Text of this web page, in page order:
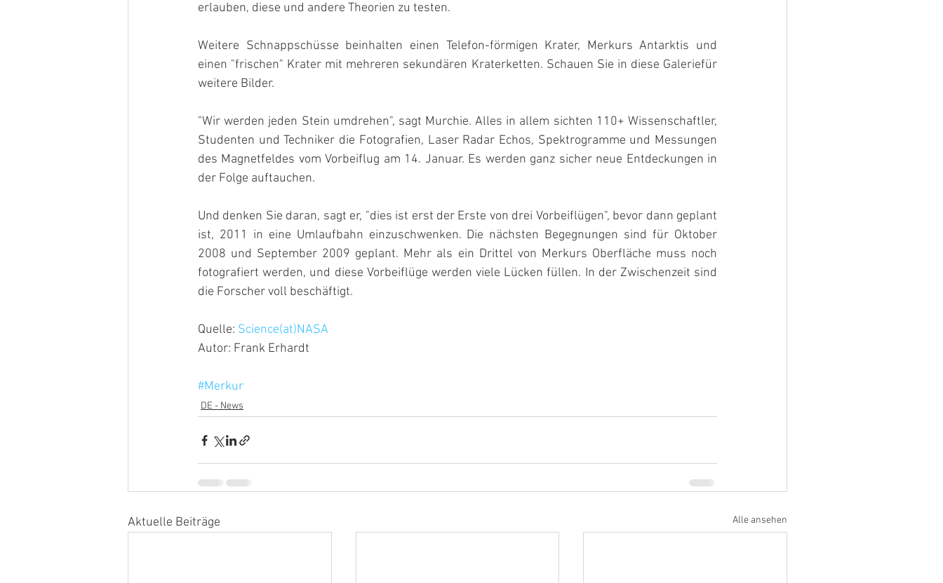
erlauben, diese und andere Theorien zu testen.
Weitere Schnappschüsse beinhalten einen Telefon-förmigen Krater, Merkurs Antarktis und
einen "frischen" Krater mit mehreren sekundären Kraterketten. Schauen Sie in diese Galeriefür
weitere Bilder.
"Wir werden jeden Stein umdrehen", sagt Murchie. Alles in allem sichten 110+ Wissenschaftler,
Studenten und Techniker die Fotografien, Laser Radar Echos, Spektrogramme und Messungen
des Magnetfeldes vom Vorbeiflug am 14. Januar. Es werden ganz sicher neue Entdeckungen in
der Folge auftauchen.
Und denken Sie daran, sagt er, "dies ist erst der Erste von drei Vorbeiflügen", bevor dann geplant
ist, 2011 in eine Umlaufbahn einzuschwenken. Die nächsten Begegnungen sind für Oktober
2008 und September 2009 geplant. Mehr als ein Drittel von Merkurs Oberfläche muss noch
fotografiert werden, und diese Vorbeiflüge werden viele Lücken füllen. In der Zwischenzeit sind
die Forscher voll beschäftigt.
Quelle: Science(at)NASA
Autor: Frank Erhardt
#Merkur
DE - News
Aktuelle Beiträge Alle ansehen